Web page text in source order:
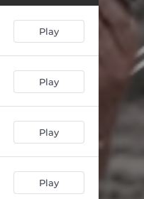
04:17
03:43
02:53
03:00
Play
Play
Play
Play